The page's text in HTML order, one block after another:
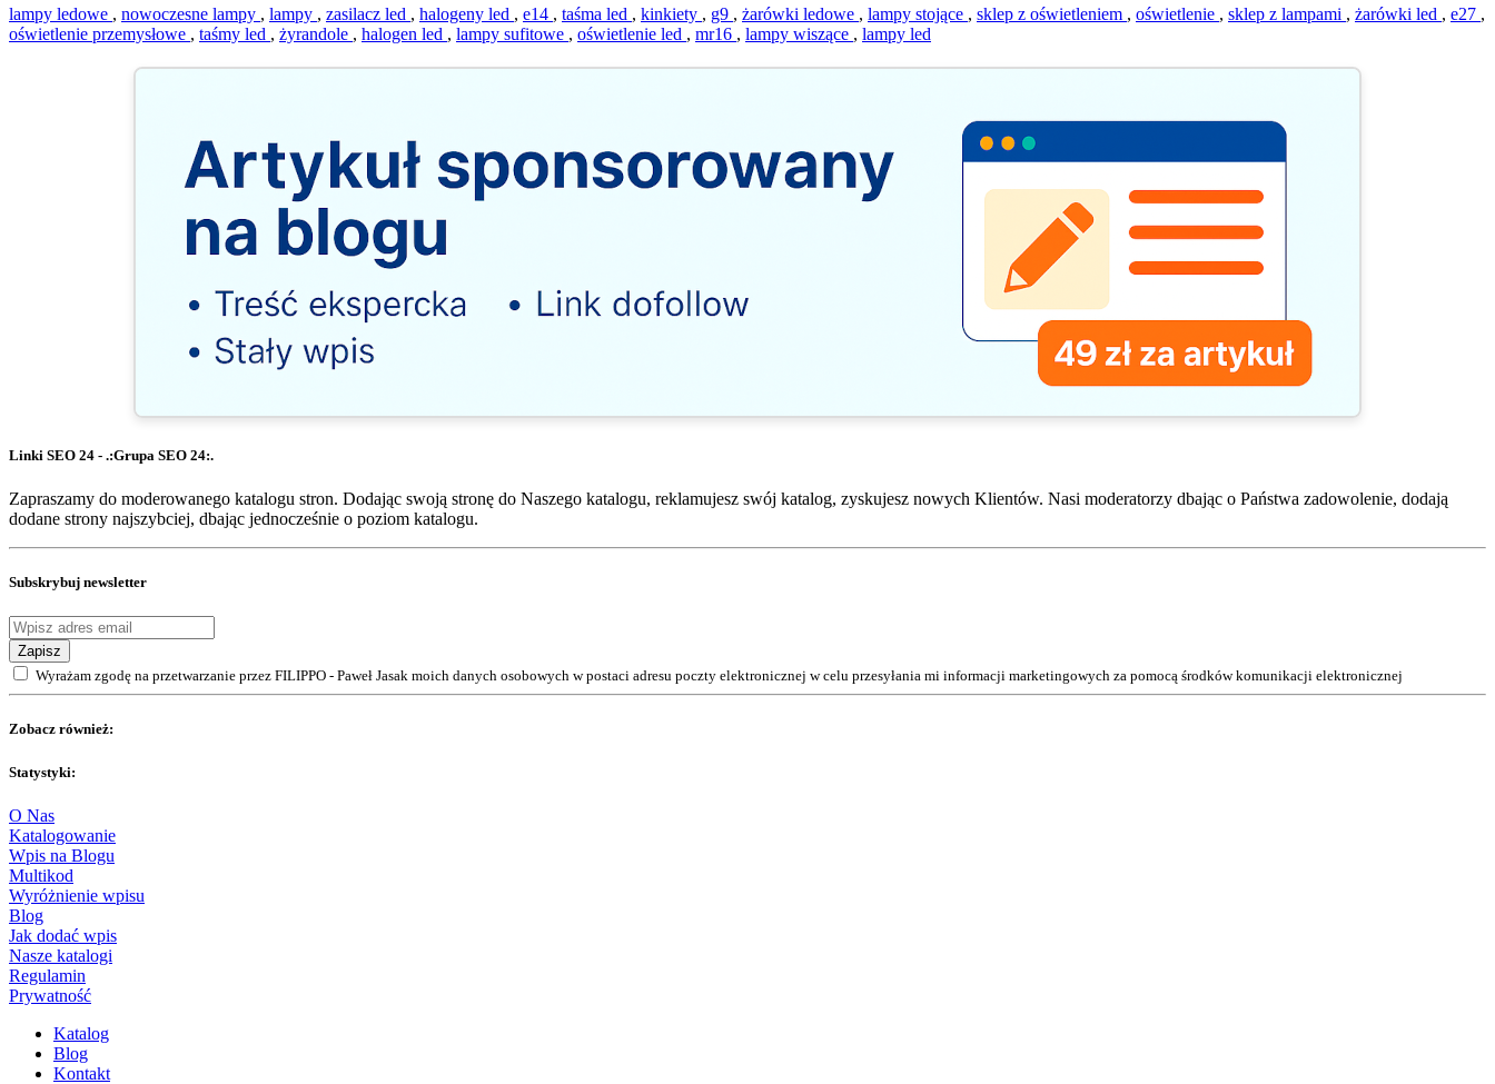
lampy ledowe , nowoczesne lampy , lampy , zasilacz led , halogeny led , e14 , taśma led , kinkiety , g9 , żarówki ledowe , lampy stojące , sklep z oświetleniem , oświetlenie , sklep z lampami , żarówki led , e27 ,
oświetlenie przemysłowe , taśmy led , żyrandole , halogen led , lampy sufitowe , oświetlenie led , mr16 , lampy wiszące , lampy led
Linki SEO 24 - .:Grupa SEO 24:.
Zapraszamy do moderowanego katalogu stron. Dodając swoją stronę do Naszego katalogu, reklamujesz swój katalog, zyskujesz nowych Klientów. Nasi moderatorzy dbając o Państwa zadowolenie, dodają
dodane strony najszybciej, dbając jednocześnie o poziom katalogu.
Subskrybuj newsletter
Zapisz
Wyrażam zgodę na przetwarzanie przez FILIPPO - Paweł Jasak moich danych osobowych w postaci adresu poczty elektronicznej w celu przesyłania mi informacji marketingowych za pomocą środków komunikacji elektronicznej
Zobacz również:
Statystyki:
O Nas
Katalogowanie
Wpis na Blogu
Multikod
Wyróżnienie wpisu
Blog
Jak dodać wpis
Nasze katalogi
Regulamin
Prywatność
Katalog
Blog
Kontakt